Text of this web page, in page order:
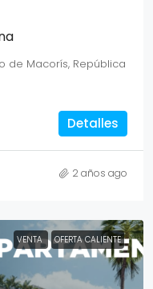
de Macorís, República
Detalles
2 años ago
VENTA OFERTA CALIENTE